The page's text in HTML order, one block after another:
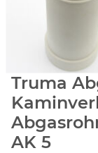
Truma
AK 5